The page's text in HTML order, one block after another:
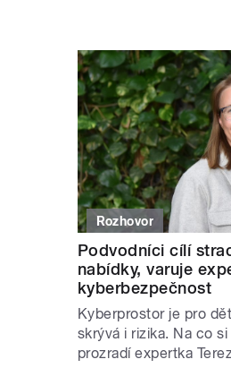
Rozhovor
Podvodníci cílí
nabídky, varuje
kyberbezpečnost
Kyberprostor je pro
skrývá i rizika. Na co
prozradí expertka